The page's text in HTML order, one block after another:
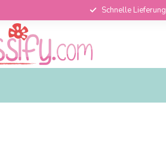
Schnelle Lieferung